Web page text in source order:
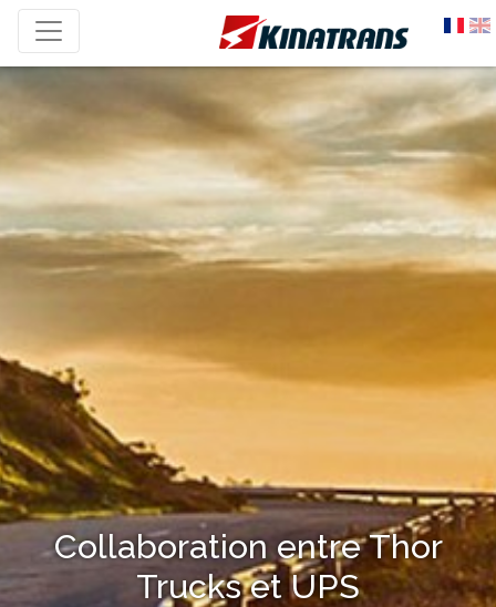
Collaboration entre Thor
Trucks et UPS